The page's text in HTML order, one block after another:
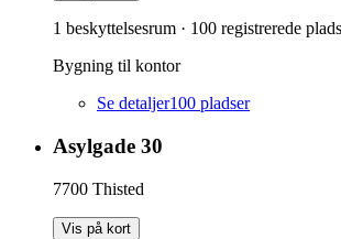
1 beskyttelsesrum · 100 registrerede
Bygning til kontor
Se detaljer100 pladser
Asylgade 30
7700 Thisted
Vis på kort